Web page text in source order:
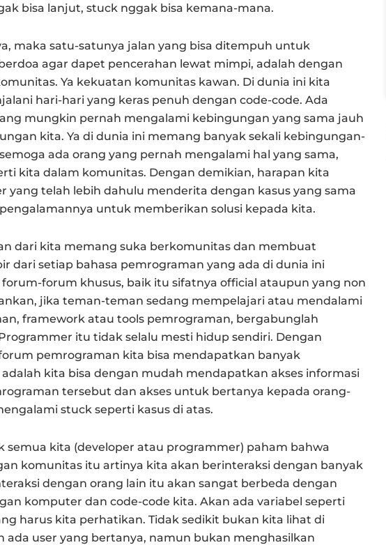
bisa lanjut, stuck nggak bisa kemana-mana.
maka satu-satunya jalan yang bisa ditempuh untuk
agar dapet pencerahan lewat mimpi, adalah dengan
Ya kekuatan komunitas kawan. Di dunia ini kita
hari-hari yang keras penuh dengan code-code. Ada
mungkin pernah mengalami kebingungan yang sama jauh
kita. Ya di dunia ini memang banyak sekali kebingungan-
ada orang yang pernah mengalami hal yang sama,
kita dalam komunitas. Dengan demikian, harapan kita
yang telah lebih dahulu menderita dengan kasus yang sama
untuk memberikan solusi kepada kita.
dari kita memang suka berkomunitas dan membuat
dari setiap bahasa pemrograman yang ada di dunia ini
forum khusus, baik itu sifatnya official ataupun yang non
jika teman-teman sedang mempelajari atau mendalami
framework atau tools pemrograman, bergabunglah
itu tidak selalu mesti hidup sendiri. Dengan
pemrograman kita bisa mendapatkan banyak
kita bisa dengan mudah mendapatkan akses informasi
tersebut dan akses untuk bertanya kepada orang-
stuck seperti kasus di atas.
semua kita (developer atau programmer) paham bahwa
komunitas itu artinya kita akan berinteraksi dengan banyak
dengan orang lain itu akan sangat berbeda dengan
komputer dan code-code kita. Akan ada variabel seperti
harus kita perhatikan. Tidak sedikit bukan kita lihat di
user yang bertanya, namun bukan menghasilkan